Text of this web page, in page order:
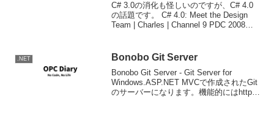
C# 3.0の消化も怪しいのですが、C# 4.0
の話題です。 C# 4.0: Meet the Design
Team | Charles | Channel 9 PDC 2008で
.NET Bonobo Git Server
Bonobo Git Server - Git Server for
Windows.ASP.NET MVCで作成されたGit
のサーバーになります。機能的にはhttpに